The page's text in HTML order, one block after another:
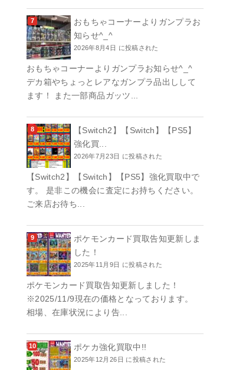
おもちゃコーナーよりガンプラお
知らせ^_^
2026年8月4日 に投稿された
おもちゃコーナーよりガンプラお知らせ^_^
デカ箱やちょっとレアなガンプラ品出しして
ます！ また一部商品ガッツ...
【Switch2】【Switch】【PS5】
強化買...
2026年7月23日 に投稿された
【Switch2】【Switch】【PS5】強化買取中で
す。 是非この機会に査定にお持ちください。
ご来店お待ち...
ポケモンカード買取告知更新しま
した！
2025年11月9日 に投稿された
ポケモンカード買取告知更新しました！
※2025/11/9現在の価格となっております。
相場、在庫状況により告...
ポケカ強化買取中!!
2025年12月26日 に投稿された